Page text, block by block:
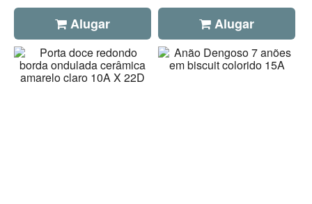
Alugar Alugar